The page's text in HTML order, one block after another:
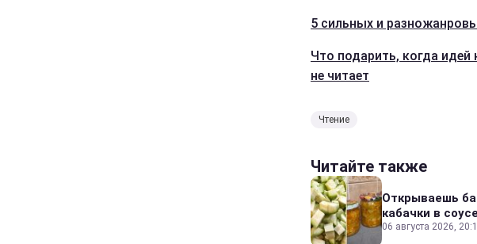
5 сильных и
Что подарить, когда идей
не читает
Чтение
Читайте также
Открываешь
кабачки в
06 августа 2026,